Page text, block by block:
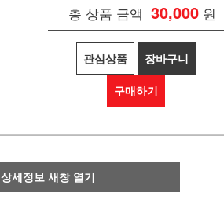
총 상품 금액 30,000 원
관심상품 장바구니
구매하기
상세정보 새창 열기